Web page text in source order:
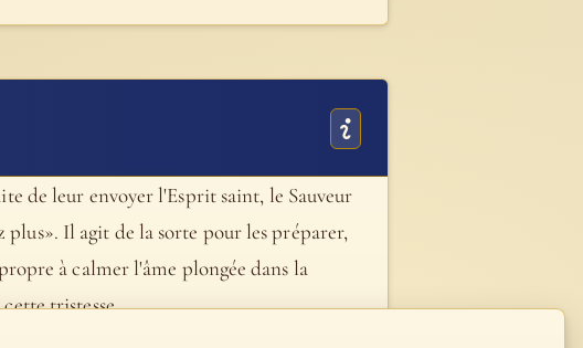
de leur envoyer l'Esprit saint, le Sauveur
plus». Il agit de la sorte pour les préparer,
à calmer l'âme plongée dans la
tristesse.